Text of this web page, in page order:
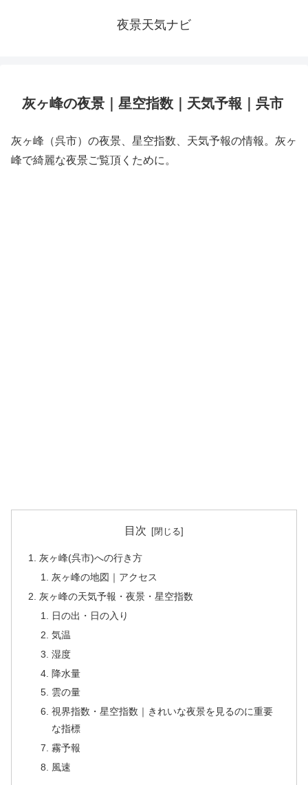
夜景天気ナビ
灰ヶ峰の夜景｜星空指数｜天気予報｜呉市
灰ヶ峰（呉市）の夜景、星空指数、天気予報の情報。灰ヶ
峰で綺麗な夜景ご覧頂くために。
目次
灰ヶ峰(呉市)への行き方
灰ヶ峰の地図｜アクセス
灰ヶ峰の天気予報・夜景・星空指数
日の出・日の入り
気温
湿度
降水量
雲の量
視界指数・星空指数｜きれいな夜景を見るのに重要
な指標
霧予報
風速